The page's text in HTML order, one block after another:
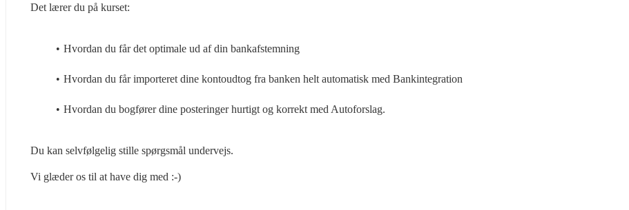
Det lærer du på kurset:
Hvordan du får det optimale ud af din bankafstemning
Hvordan du får importeret dine kontoudtog fra banken helt automatisk med Bankintegration
Hvordan du bogfører dine posteringer hurtigt og korrekt med Autoforslag.
Du kan selvfølgelig stille spørgsmål undervejs.
Vi glæder os til at have dig med :-)